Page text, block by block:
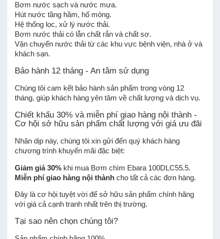
Bơm nước sạch và nước mưa.
Hút nước tầng hầm, hố móng.
Hệ thống lọc, xử lý nước thải.
Bơm nước thải có lẫn chất rắn và chất sơ.
Vận chuyển nước thải từ các khu vực bệnh viện, nhà ở và
khách sạn.
Bảo hành 12 tháng - An tâm sử dụng
Chúng tôi cam kết bảo hành sản phẩm trong vòng 12
tháng, giúp khách hàng yên tâm về chất lượng và dịch vụ.
Chiết khấu 30% và miễn phí giao hàng nội thành -
Cơ hội sở hữu sản phẩm chất lượng với giá ưu đãi
Nhân dịp này, chúng tôi xin gửi đến quý khách hàng
chương trình khuyến mãi đặc biệt:
Giảm giá 30% khi mua Bơm chìm Ebara 100DLC55.5.
Miễn phí giao hàng nội thành cho tất cả các đơn hàng.
Đây là cơ hội tuyệt vời để sở hữu sản phẩm chính hãng
với giá cả cạnh tranh nhất trên thị trường.
Tại sao nên chọn chúng tôi?